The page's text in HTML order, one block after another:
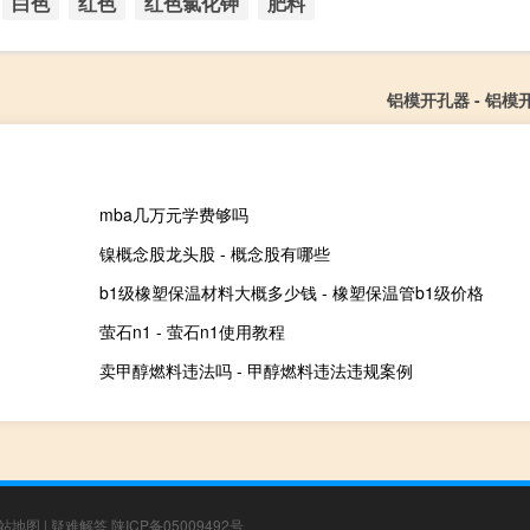
铝模开孔器 - 铝模
mba几万元学费够吗
镍概念股龙头股 - 概念股有哪些
b1级橡塑保温材料大概多少钱 - 橡塑保温管b1级价格
萤石n1 - 萤石n1使用教程
卖甲醇燃料违法吗 - 甲醇燃料违法违规案例
地图 | 疑难解答 陕ICP备05009492号